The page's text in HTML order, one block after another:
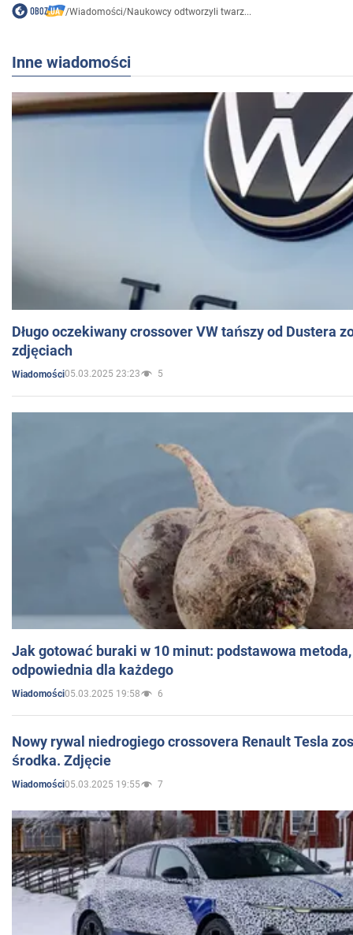
/Wiadomości/Naukowcy odtworzyli twarz...
Inne wiadomości
Długo oczekiwany crossover VW tańszy od Dustera
zdjęciach
Wiadomości05.03.2025 23:23 5
Jak gotować buraki w 10 minut: podstawowa
odpowiednia dla każdego
Wiadomości05.03.2025 19:58 6
Nowy rywal niedrogiego crossovera Renault Tesla
środka. Zdjęcie
Wiadomości05.03.2025 19:55 7